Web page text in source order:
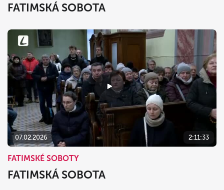
FATIMSKÁ SOBOTA
07.02.2026 2:11:33
FATIMSKÉ SOBOTY
FATIMSKÁ SOBOTA